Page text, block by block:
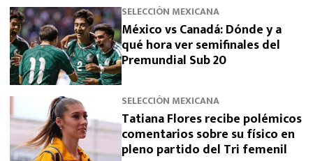
SELECCIÓN MEXICANA
México vs Canadá: Dónde y a
qué hora ver semifinales del
Premundial Sub 20
SELECCIÓN MEXICANA
Tatiana Flores recibe polémicos
comentarios sobre su físico en
pleno partido del Tri femenil